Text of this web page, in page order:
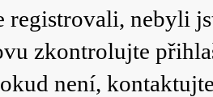
registrovali, nebyli
zkontrolujte
není,